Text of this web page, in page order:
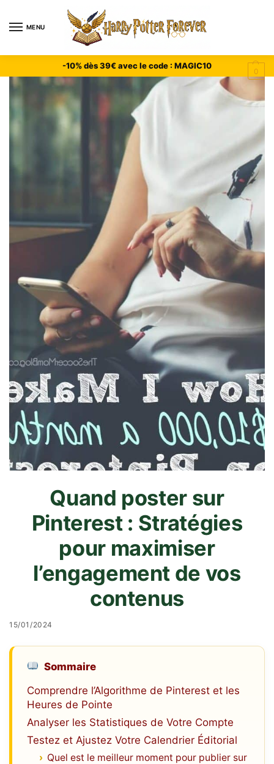
MENU
0
-10% dès 39€ avec le code : MAGIC10
Quand poster sur
Pinterest : Stratégies
pour maximiser
l’engagement de vos
contenus
15/01/2024
Sommaire
Comprendre l’Algorithme de Pinterest et les
Heures de Pointe
Analyser les Statistiques de Votre Compte
Testez et Ajustez Votre Calendrier Éditorial
Quel est le meilleur moment pour publier sur